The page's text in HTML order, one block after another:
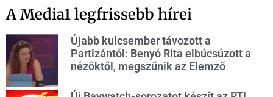
A Media1 legfrissebb hírei
Újabb kulcsember távozott a
Partizántól: Benyó Rita elbúcsúzott a
nézőktől, megszűnik az Elemző